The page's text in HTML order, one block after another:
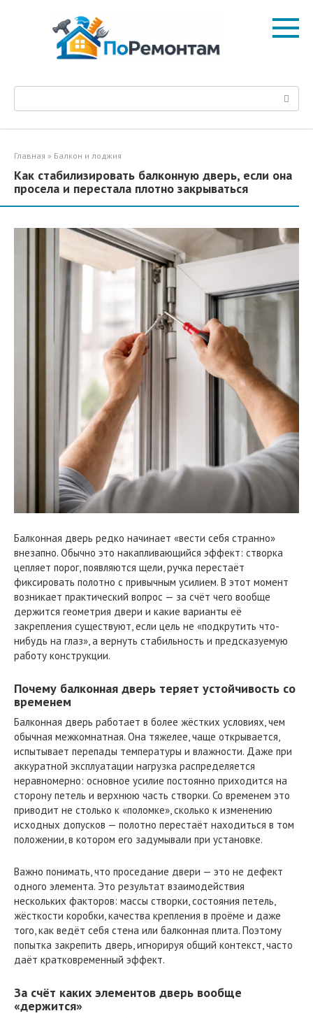
Поиск:
Главная » Балкон и лоджия
Как стабилизировать балконную дверь, если она
просела и перестала плотно закрываться
Балконная дверь редко начинает «вести себя странно»
внезапно. Обычно это накапливающийся эффект: створка
цепляет порог, появляются щели, ручка перестаёт
фиксировать полотно с привычным усилием. В этот момент
возникает практический вопрос — за счёт чего вообще
держится геометрия двери и какие варианты её
закрепления существуют, если цель не «подкрутить что-
нибудь на глаз», а вернуть стабильность и предсказуемую
работу конструкции.
Почему балконная дверь теряет устойчивость со
временем
Балконная дверь работает в более жёстких условиях, чем
обычная межкомнатная. Она тяжелее, чаще открывается,
испытывает перепады температуры и влажности. Даже при
аккуратной эксплуатации нагрузка распределяется
неравномерно: основное усилие постоянно приходится на
сторону петель и верхнюю часть створки. Со временем это
приводит не столько к «поломке», сколько к изменению
исходных допусков — полотно перестаёт находиться в том
положении, в котором его задумывали при установке.
Важно понимать, что проседание двери — это не дефект
одного элемента. Это результат взаимодействия
нескольких факторов: массы створки, состояния петель,
жёсткости коробки, качества крепления в проёме и даже
того, как ведёт себя стена или балконная плита. Поэтому
попытка закрепить дверь, игнорируя общий контекст, часто
даёт кратковременный эффект.
За счёт каких элементов дверь вообще
«держится»